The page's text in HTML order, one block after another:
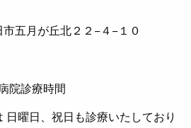
五月が丘北２２−４−１０
日曜日、祝日も診療いたしており